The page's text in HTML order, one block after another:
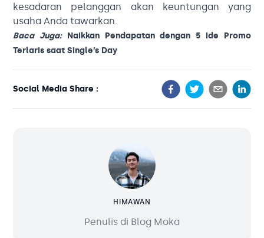
kesadaran pelanggan akan keuntungan yang
usaha Anda tawarkan.
Baca Juga: Naikkan Pendapatan dengan 5 Ide Promo
Terlaris saat Single’s Day
Social Media Share :
HIMAWAN
Penulis di Blog Moka